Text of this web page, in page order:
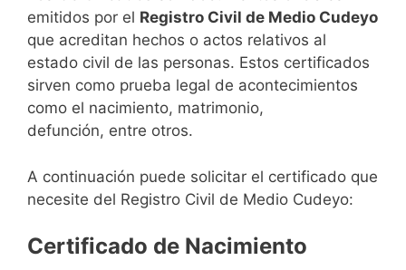
emitidos por el Registro Civil de Medio Cudeyo
que acreditan hechos o actos relativos al
estado civil de las personas. Estos certificados
sirven como prueba legal de acontecimientos
como el nacimiento, matrimonio,
defunción, entre otros.
A continuación puede solicitar el certificado que
necesite del Registro Civil de Medio Cudeyo:
Certificado de Nacimiento